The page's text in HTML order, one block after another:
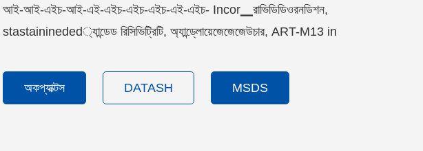
আই-আই-এইচ-আই-এই-এইচ-এইচ-এইচ-এই-এইচ- Incor▁রাভিডিডিওরনডিশন,
stastainineded্যান্ডেড রিসিভিট্রিটি, অ্যান্ড্লোয়েজেজেজেউচার, ART-M13 in
অকপ্যাক্টস DATASH MSDS